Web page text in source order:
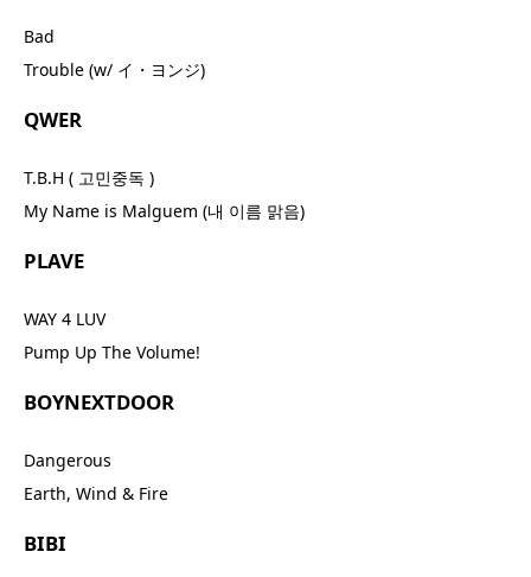
Bad
Trouble (w/ イ・ヨンジ)
QWER
T.B.H ( 고민중독 )
My Name is Malguem (내 이름 맑음)
PLAVE
WAY 4 LUV
Pump Up The Volume!
BOYNEXTDOOR
Dangerous
Earth, Wind & Fire
BIBI